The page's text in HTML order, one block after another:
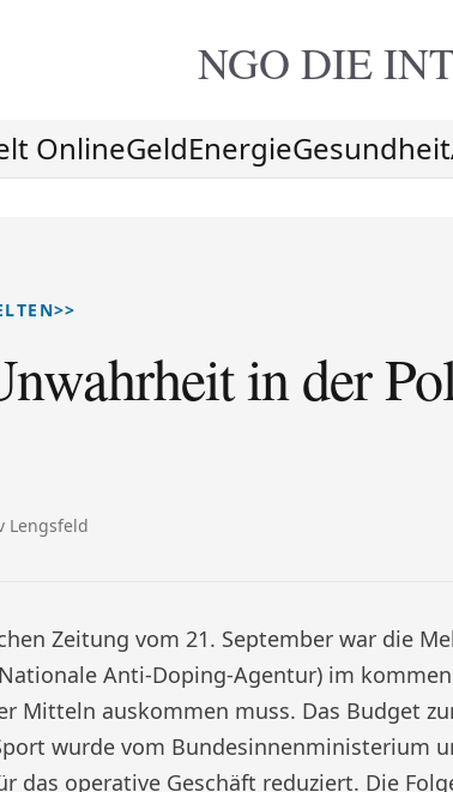
NGO DIE
OnlineGeldEnergieGesundheit
in der
Lengsfeld
Zeitung vom 21. September war die
Anti-Doping-Agentur) im
Mitteln auskommen muss. Das Budget
wurde vom Bundesinnenministerium
das operative Geschäft reduziert. Die